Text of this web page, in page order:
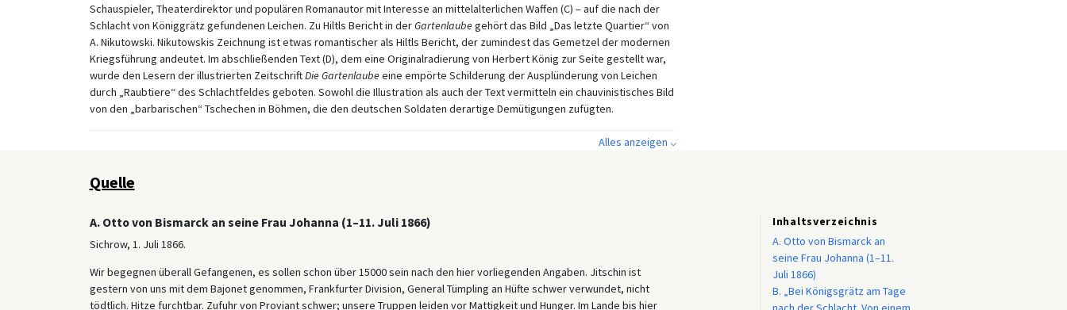
Schauspieler, Theaterdirektor und populären Romanautor mit Interesse an mittelalterlichen Waffen (C) – auf die nach der
Schlacht von Königgrätz gefundenen Leichen. Zu Hiltls Bericht in derGartenlaubegehört das Bild „Das letzte Quartier“ von
A. Nikutowski. Nikutowskis Zeichnung ist etwas romantischer als Hiltls Bericht, der zumindest das Gemetzel der modernen
Kriegsführung andeutet. Im abschließenden Text (D), dem eine Originalradierung von Herbert König zur Seite gestellt war,
wurde den Lesern der illustrierten ZeitschriftDie Gartenlaubeeine empörte Schilderung der Ausplünderung von Leichen
durch „Raubtiere“ des Schlachtfeldes geboten. Sowohl die Illustration als auch der Text vermitteln ein chauvinistisches Bild
von den „barbarischen“ Tschechen in Böhmen, die den deutschen Soldaten derartige Demütigungen zufügten.
Alles anzeigen ⌵
Quelle
A. Otto von Bismarck an seine Frau Johanna (1–11. Juli 1866)
Sichrow, 1. Juli 1866.
Wir begegnen überall Gefangenen, es sollen schon über 15000 sein nach den hier vorliegenden Angaben. Jitschin ist
gestern von uns mit dem Bajonet genommen, Frankfurter Division, General Tümpling an Hüfte schwer verwundet, nicht
tödtlich. Hitze furchtbar. Zufuhr von Proviant schwer; unsere Truppen leiden vor Mattigkeit und Hunger. Im Lande bis hier
Inhaltsverzeichnis
A. Otto von Bismarck an
seine Frau Johanna (1–11.
Juli 1866)
B. „Bei Königsgrätz am Tage